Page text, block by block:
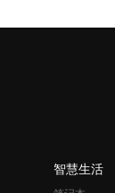
智慧生活